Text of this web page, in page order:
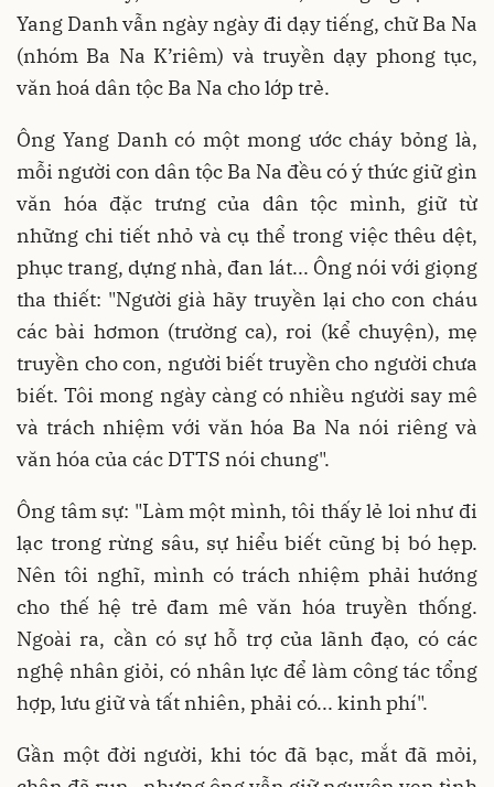
Yang Danh vẫn ngày ngày đi dạy tiếng, chữ Ba Na
(nhóm Ba Na K’riêm) và truyền dạy phong tục,
văn hoá dân tộc Ba Na cho lớp trẻ.
Ông Yang Danh có một mong ước cháy bỏng là,
mỗi người con dân tộc Ba Na đều có ý thức giữ gìn
văn hóa đặc trưng của dân tộc mình, giữ từ
những chi tiết nhỏ và cụ thể trong việc thêu dệt,
phục trang, dựng nhà, đan lát... Ông nói với giọng
tha thiết: "Người già hãy truyền lại cho con cháu
các bài hơmon (trường ca), roi (kể chuyện), mẹ
truyền cho con, người biết truyền cho người chưa
biết. Tôi mong ngày càng có nhiều người say mê
và trách nhiệm với văn hóa Ba Na nói riêng và
văn hóa của các DTTS nói chung".
Ông tâm sự: "Làm một mình, tôi thấy lẻ loi như đi
lạc trong rừng sâu, sự hiểu biết cũng bị bó hẹp.
Nên tôi nghĩ, mình có trách nhiệm phải hướng
cho thế hệ trẻ đam mê văn hóa truyền thống.
Ngoài ra, cần có sự hỗ trợ của lãnh đạo, có các
nghệ nhân giỏi, có nhân lực để làm công tác tổng
hợp, lưu giữ và tất nhiên, phải có... kinh phí".
Gần một đời người, khi tóc đã bạc, mắt đã mỏi,